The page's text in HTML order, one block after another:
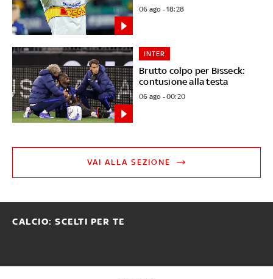
06 ago - 18:28
Brutto colpo per Bisseck:
contusione alla testa
INTER
06 ago - 00:20
VAI ALLA SEZIONE
CALCIO: SCELTI PER TE